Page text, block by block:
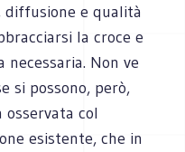
e qualità
la croce e
Non ve
si possono, però,
osservata col
esistente, che in